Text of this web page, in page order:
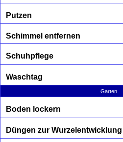
Putzen
Schimmel entfernen
Schuhpflege
Waschtag
Garten
Boden lockern
Düngen zur Wurzelentwicklung